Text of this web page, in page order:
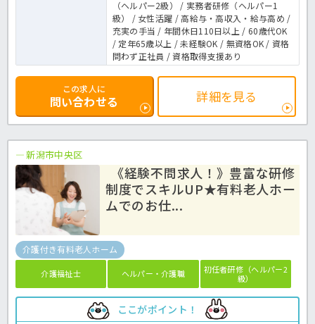
（ヘルパー2級） / 実務者研修（ヘルパー1
級） / 女性活躍 / 高給与・高収入・給与高め /
充実の手当 / 年間休日110日以上 / 60歳代OK
/ 定年65歳以上 / 未経験OK / 無資格OK / 資格
問わず正社員 / 資格取得支援あり
この求人に
問い合わせる 詳細を見る
新潟市中央区
《経験不問求人！》豊富な研修
制度でスキルUP★有料老人ホー
ムでのお仕...
介護付き有料老人ホーム
介護福祉士 ヘルパー・介護職
初任者研修（ヘルパー2
級）
ここがポイント！